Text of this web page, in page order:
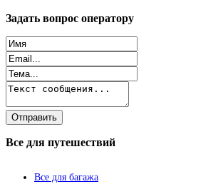
Задать вопрос оператору
Все для путешествий
Все для багажа